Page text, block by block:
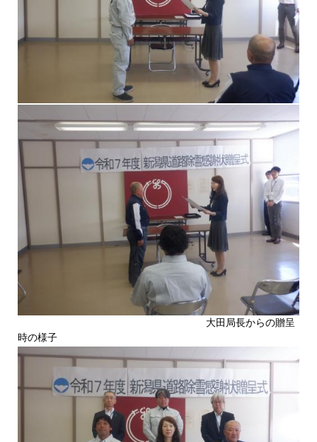
大田局長からの贈呈
時の様子